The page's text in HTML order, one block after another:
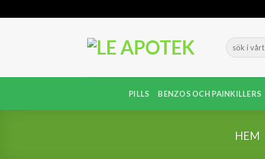
to
PILLS BENZOS OCH PAINKILLERS
HEM